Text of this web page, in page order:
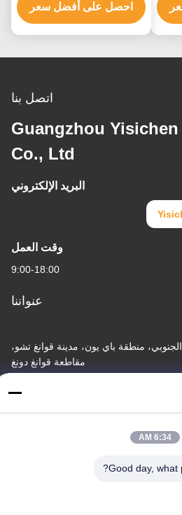
احصل على أفضل سعر
اتصل بنا
Guangzhou
Co., Ltd
البريد الإلكتروني
وقت العمل
9:00-18:00
عنواننا
الجنوبي، منطقة باي يون، مدينة قوانغ تشو،
مقاطعة قوانغ دونغ
6:34 AM
Good day,